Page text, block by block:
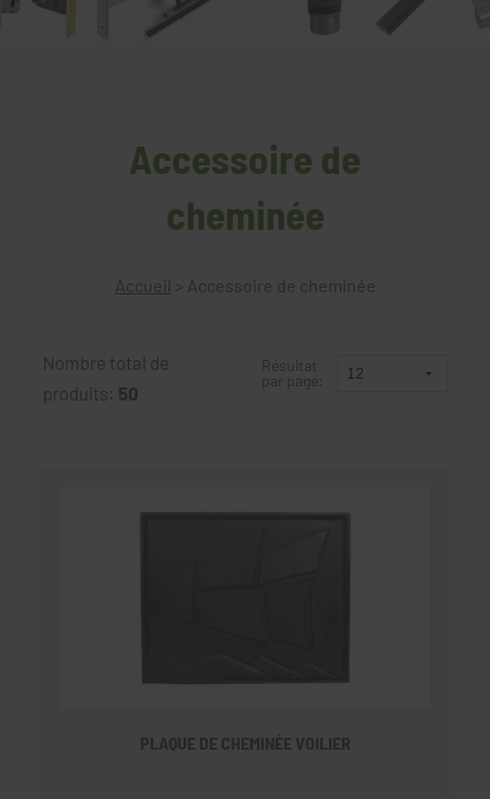
Accessoire de
cheminée
Accueil > Accessoire de cheminée
Nombre total de
produits: 50
Résultat
par page:
PLAQUE DE CHEMINÉE VOILIER